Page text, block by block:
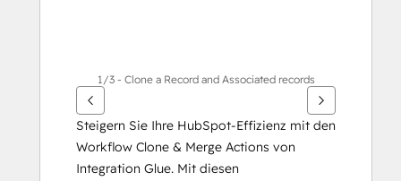
1/3 - Clone a Record and Associated records
Steigern Sie Ihre HubSpot-Effizienz mit den
Workflow Clone & Merge Actions von
Integration Glue. Mit diesen